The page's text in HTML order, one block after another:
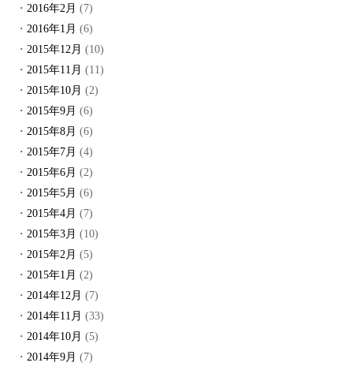
2016年2月 (7)
2016年1月 (6)
2015年12月 (10)
2015年11月 (11)
2015年10月 (2)
2015年9月 (6)
2015年8月 (6)
2015年7月 (4)
2015年6月 (2)
2015年5月 (6)
2015年4月 (7)
2015年3月 (10)
2015年2月 (5)
2015年1月 (2)
2014年12月 (7)
2014年11月 (33)
2014年10月 (5)
2014年9月 (7)